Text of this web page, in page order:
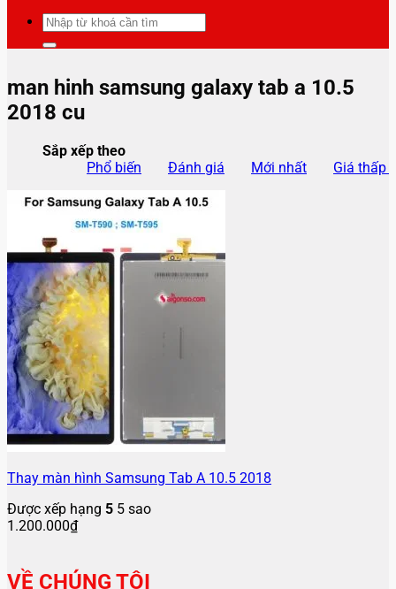
Tìm
kiếm:
man hinh samsung galaxy tab a 10.5
2018 cu
Sắp xếp theo
Phổ biến
Đánh giá Mới nhất Giá thấp
Thay màn hình Samsung Tab A 10.5 2018
Được xếp hạng 5 5 sao
1.200.000₫
VỀ CHÚNG TÔI